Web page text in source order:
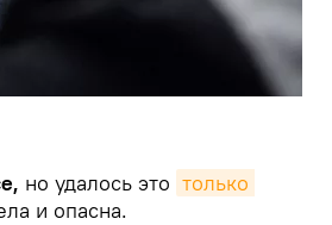
но удалось это только
и опасна.